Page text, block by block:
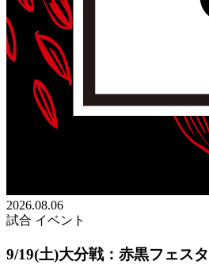
2026.08.06
試合 イベント
9/19(土)大分戦：赤黒フェス